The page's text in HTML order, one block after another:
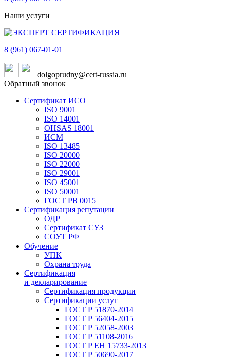
Наши услуги
8 (961) 067-01-01
dolgoprudny@cert-russia.ru
Обратный звонок
Сертификат ИСО
ISO 9001
ISO 14001
OHSAS 18001
ИСМ
ISO 13485
ISO 20000
ISO 22000
ISO 29001
ISO 45001
ISO 50001
ГОСТ РВ 0015
Сертификация репутации
ОДР
Сертификат СУЗ
СОУТ РФ
Обучение
УПК
Охрана труда
Сертификация
и декларирование
Сертификация продукции
Сертификации услуг
ГОСТ Р 51870-2014
ГОСТ Р 56404-2015
ГОСТ Р 52058-2003
ГОСТ Р 51108-2016
ГОСТ Р ЕН 15733-2013
ГОСТ Р 50690-2017